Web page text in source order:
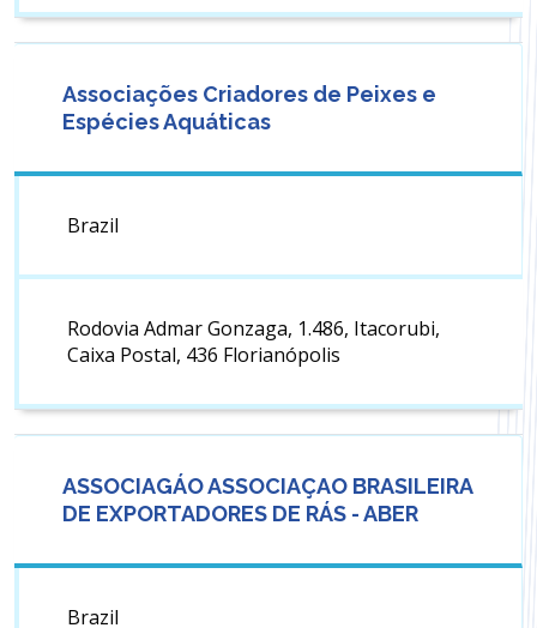
Associações Criadores de Peixes e
Espécies Aquáticas
Brazil
Rodovia Admar Gonzaga, 1.486, Itacorubi,
Caixa Postal, 436 Florianópolis
ASSOCIAGÁO ASSOCIAÇAO BRASILEIRA
DE EXPORTADORES DE RÁS - ABER
Brazil